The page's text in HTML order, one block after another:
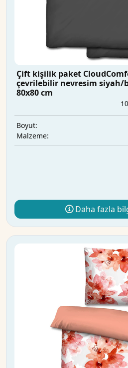
Çift kişilik paket
çevrilebilir nevresim siyah/
80x80 cm
Boyut:
Malzeme:
Daha fazla